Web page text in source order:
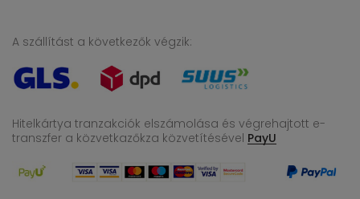
A szállítást a következők végzik:
Hitelkártya tranzakciók elszámolása és végrehajtott e-
transzfer a közvetkazőkza közvetítésével PayU